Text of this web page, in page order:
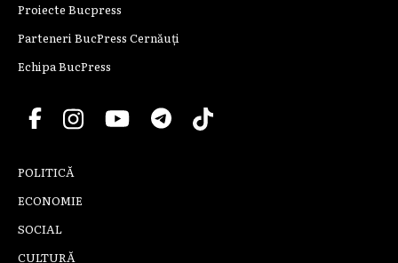
Proiecte Bucpress
Parteneri BucPress Cernăuți
Echipa BucPress
POLITICĂ
ECONOMIE
SOCIAL
CULTURĂ